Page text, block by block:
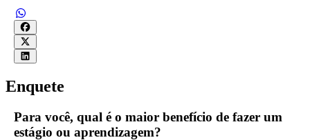
Enquete
Para você, qual é o maior benefício de fazer um
estágio ou aprendizagem?